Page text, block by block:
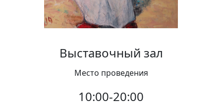
Выставочный зал
Место проведения
10:00-20:00